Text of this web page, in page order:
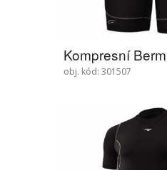
Kompresní
obj. kód: 301507